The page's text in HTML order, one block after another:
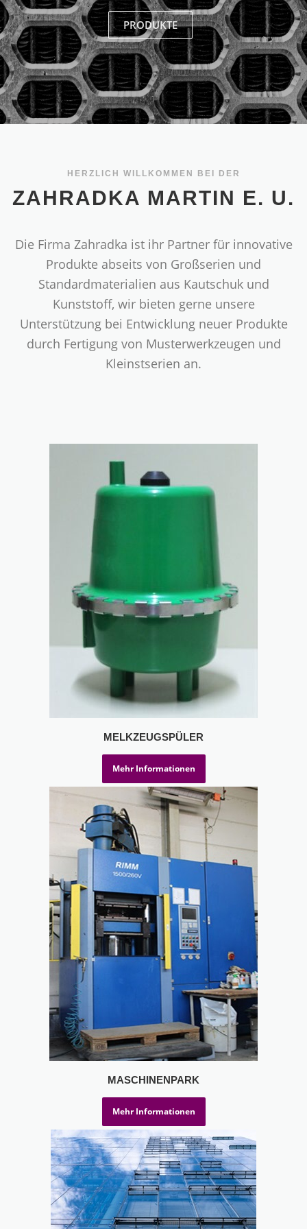
PRODUKTE
HERZLICH WILLKOMMEN BEI DER
ZAHRADKA MARTIN E. U.
Die Firma Zahradka ist ihr Partner für innovative
Produkte abseits von Großserien und
Standardmaterialien aus Kautschuk und
Kunststoff, wir bieten gerne unsere
Unterstützung bei Entwicklung neuer Produkte
durch Fertigung von Musterwerkzeugen und
Kleinstserien an.
MELKZEUGSPÜLER
Mehr Informationen
MASCHINENPARK
Mehr Informationen